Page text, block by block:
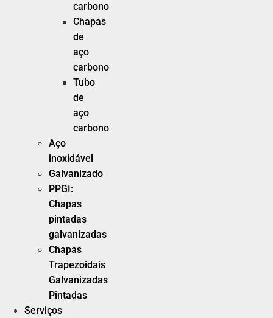
carbono
Chapas
de
aço
carbono
Tubo
de
aço
carbono
Aço
inoxidável
Galvanizado
PPGI:
Chapas
pintadas
galvanizadas
Chapas
Trapezoidais
Galvanizadas
Pintadas
Serviços